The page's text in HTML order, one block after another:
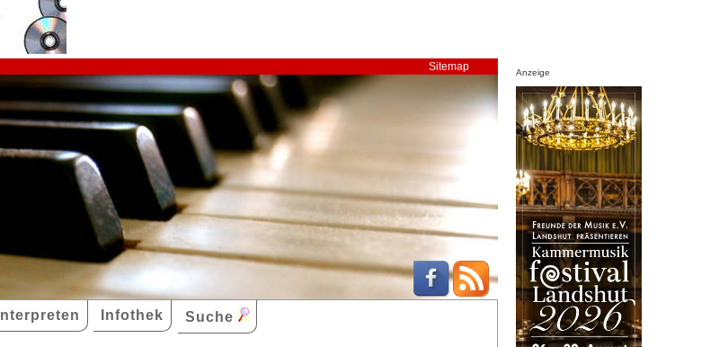
Sitemap
Interpreten Infothek Suche
Anzeige